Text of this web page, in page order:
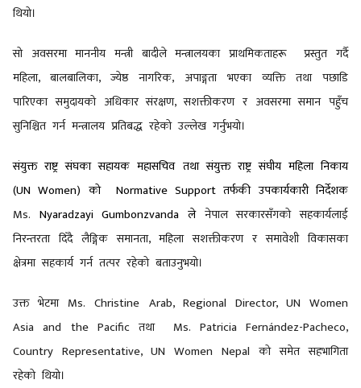
थियो।
सो अवसरमा माननीय मन्त्री बादीले मन्त्रालयका प्राथमिकताहरू प्रस्तुत गर्दै
महिला, बालबालिका, ज्येष्ठ नागरिक, अपाङ्गता भएका व्यक्ति तथा पछाडि
पारिएका समुदायको अधिकार संरक्षण, सशक्तीकरण र अवसरमा समान पहुँच
सुनिश्चित गर्न मन्त्रालय प्रतिबद्ध रहेको उल्लेख गर्नुभयो।
संयुक्त राष्ट्र संघका सहायक महासचिव तथा संयुक्त राष्ट्र संघीय महिला निकाय
(UN Women) को Normative Support तर्फकी उपकार्यकारी निर्देशक
Ms. Nyaradzayi Gumbonzvanda ले नेपाल सरकारसँगको सहकार्यलाई
निरन्तरता दिँदै लैङ्गिक समानता, महिला सशक्तीकरण र समावेशी विकासका
क्षेत्रमा सहकार्य गर्न तत्पर रहेको बताउनुभयो।
उक्त भेटमाMs. Christine Arab, Regional Director, UN Women
Asia and the Pacific तथा Ms. Patricia Fernández-Pacheco,
Country Representative, UN Women Nepal को समेत सहभागिता
रहेको थियो।